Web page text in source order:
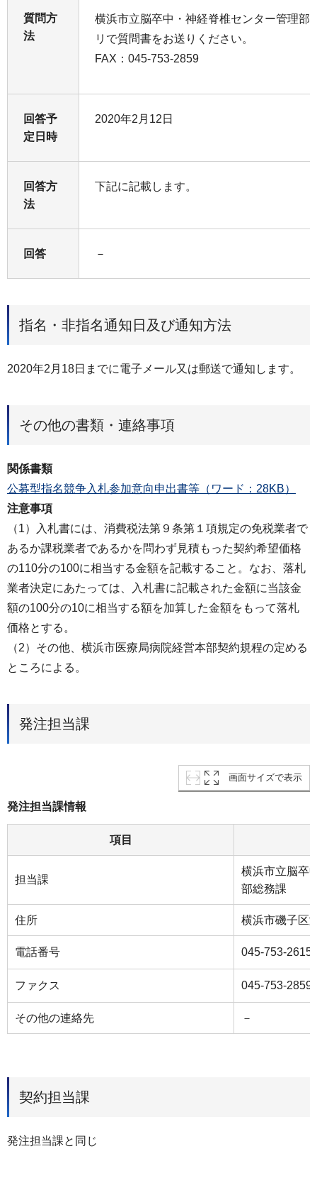
質問方
法
横浜市立脳卒中・神経脊椎センター管理部
リで質問書をお送りください。
FAX：045-753-2859
回答予
定日時
2020年2月12日
回答方
法
下記に記載します。
回答 －
指名・非指名通知日及び通知方法
2020年2月18日までに電子メール又は郵送で通知します。
その他の書類・連絡事項
関係書類
公募型指名競争入札参加意向申出書等（ワード：28KB）
注意事項
（1）入札書には、消費税法第９条第１項規定の免税業者で
あるか課税業者であるかを問わず見積もった契約希望価格
の110分の100に相当する金額を記載すること。なお、落札
業者決定にあたっては、入札書に記載された金額に当該金
額の100分の10に相当する額を加算した金額をもって落札
価格とする。
（2）その他、横浜市医療局病院経営本部契約規程の定める
ところによる。
発注担当課
画面サイズで表示
発注担当課情報
項目
担当課
横浜市立脳卒
部総務課
住所 横浜市磯子区
電話番号 045-753-2615
ファクス 045-753-2859
その他の連絡先 －
契約担当課
発注担当課と同じ